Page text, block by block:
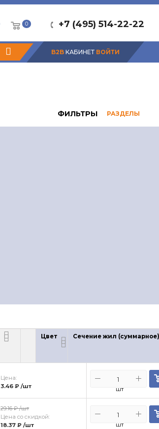
+7 (495) 514-22-22
0
B2B КАБИНЕТ ВОЙТИ
ФИЛЬТРЫ РАЗДЕЛЫ
Цвет
Сечение жил (суммарное)
Цена:
3.46 ₽ /шт шт
29.16 ₽ /шт
Цена со скидкой:
18.37 ₽ /шт шт